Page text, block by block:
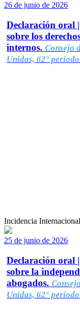
26 de junio de 2026
Declaración oral
sobre los
internos. Consejo
Unidas, 62°
Incidencia Internacional
25 de junio de 2026
Declaración oral
sobre la
abogados.
Unidas, 62°